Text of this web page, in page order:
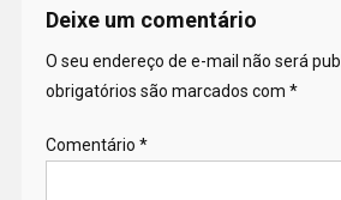
Deixe um comentário
O seu endereço de e-mail não será
obrigatórios são marcados com *
Comentário *